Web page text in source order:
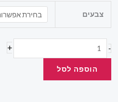
צבעים
-
מכני
ורסטיל
+
הוספה לסל